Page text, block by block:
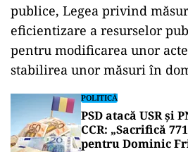
publice, Legea privind
eficientizare a resurselor
pentru modificarea unor
stabilirea unor măsuri în
POLITICĂ
PSD atacă USR și
CCR: „Sacrifică
pentru Dominic